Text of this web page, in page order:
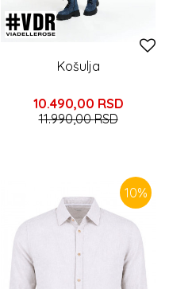
Košulja
10.490,00 RSD
11.990,00RSD
10%